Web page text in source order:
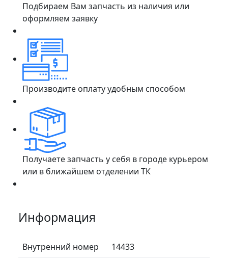
Подбираем Вам запчасть из наличия или
оформляем заявку
Производите оплату удобным способом
Получаете запчасть у себя в городе курьером
или в ближайшем отделении ТК
Информация
Внутренний номер
14433